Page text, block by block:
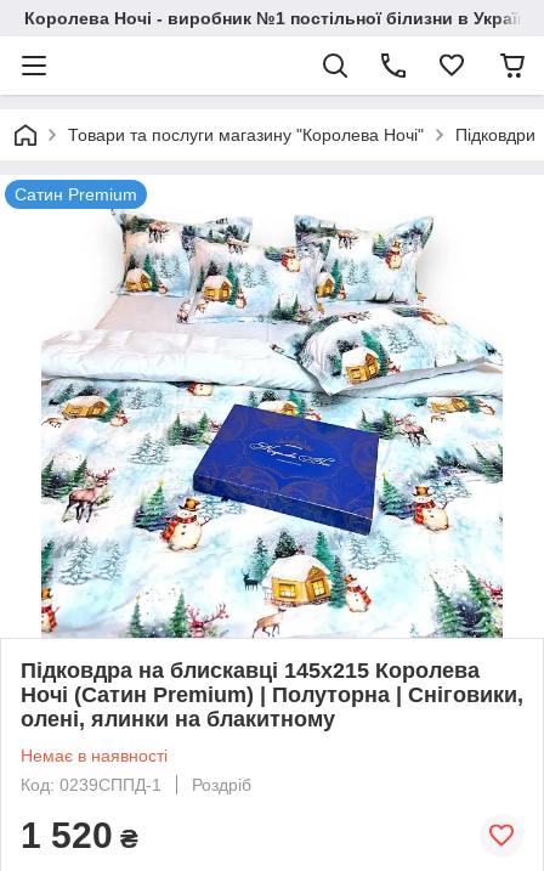
Королева Ночі - виробник №1 постільної білизни в Україні
Товари та послуги магазину "Королева Ночі" Підковдри
Сатин Premium
Підковдра на блискавці 145х215 Королева
Ночі (Сатин Premium) | Полуторна | Сніговики,
олені, ялинки на блакитному
Немає в наявності
Код: 0239СППД-1
Роздріб
1 520 ₴